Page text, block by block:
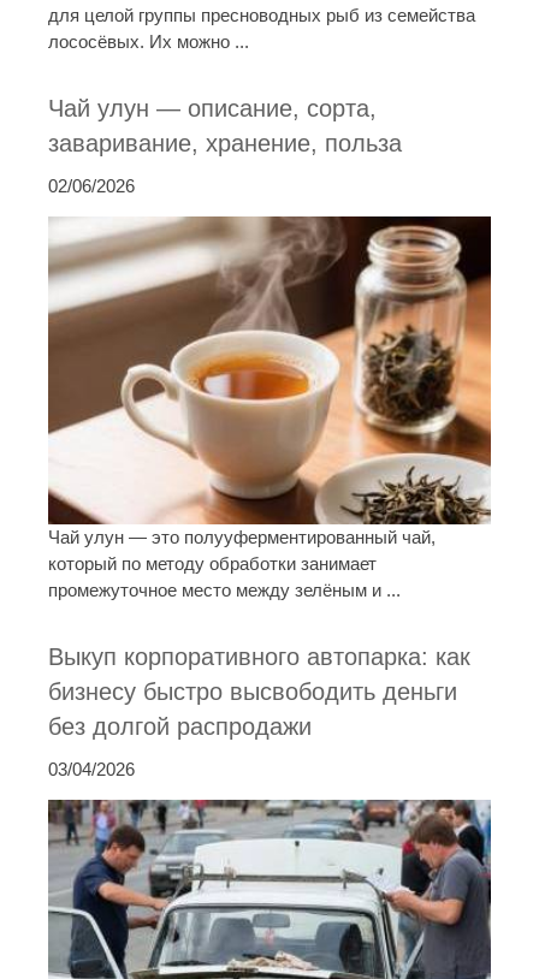
для целой группы пресноводных рыб из семейства
лососёвых. Их можно ...
Чай улун — описание, сорта,
заваривание, хранение, польза
02/06/2026
Чай улун — это полууферментированный чай,
который по методу обработки занимает
промежуточное место между зелёным и ...
Выкуп корпоративного автопарка: как
бизнесу быстро высвободить деньги
без долгой распродажи
03/04/2026